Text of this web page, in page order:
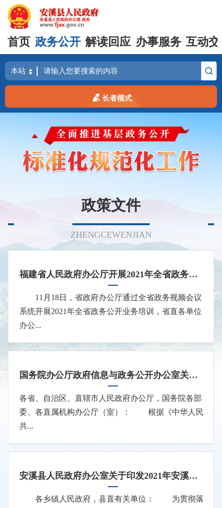
首页 政务公开 解读回应 办事服务 互动
长者模式
政策文件
ZHENGCEWENJIAN
福建省人民政府办公厅开展2021年全省政务公开业务培训
11月18日，省政府办公厅通过全省政务视频会议
系统开展2021年全省政务公开业务培训，省直各单位
办公...
国务院办公厅政府信息与政务公开办公室关于印发《中华人民共和国政府信息公开工作年度报告格式》的通知
各省、自治区、直辖市人民政府办公厅，国务院各部
委、各直属机构办公厅（室）： 根据《中华人民
共...
安溪县人民政府办公室关于印发2021年安溪县政务公开工作主要任务分解表的通知
各乡镇人民政府，县直有关单位： 为贯彻落